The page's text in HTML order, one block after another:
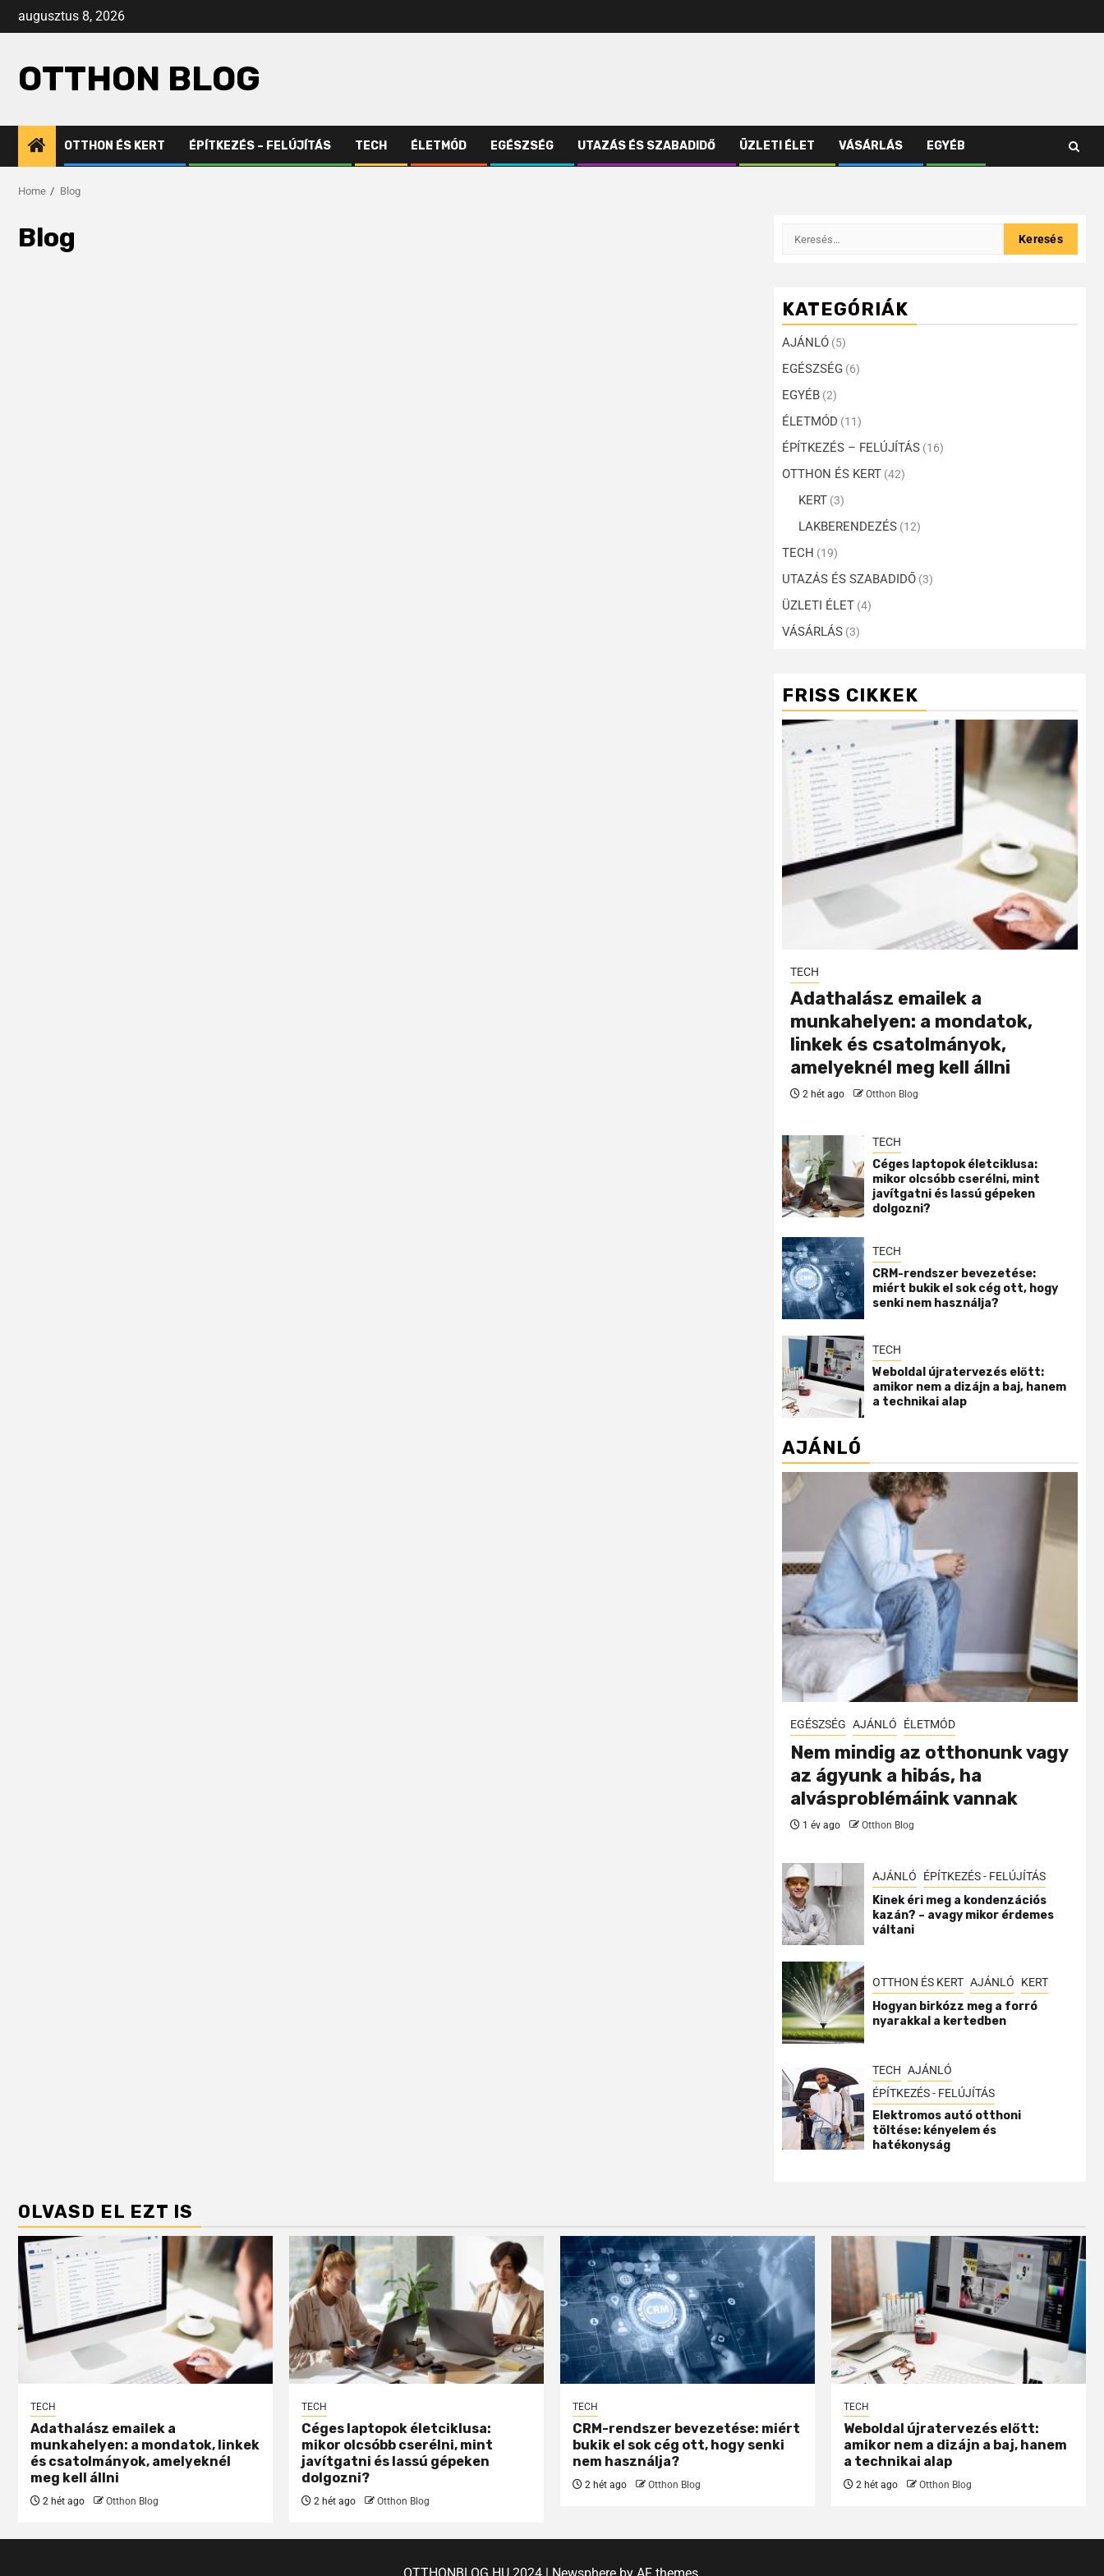
augusztus 8, 2026
OTTHON BLOG
OTTHON ÉS KERT ÉPÍTKEZÉS – FELÚJÍTÁS TECH ÉLETMÓD EGÉSZSÉG UTAZÁS ÉS SZABADIDŐ ÜZLETI ÉLET VÁSÁRLÁS EGYÉB
Home Blog
Blog
KATEGÓRIÁK
AJÁNLÓ (5)
EGÉSZSÉG (6)
EGYÉB (2)
ÉLETMÓD (11)
ÉPÍTKEZÉS – FELÚJÍTÁS (16)
OTTHON ÉS KERT (42)
KERT (3)
LAKBERENDEZÉS (12)
TECH (19)
UTAZÁS ÉS SZABADIDŐ (3)
ÜZLETI ÉLET (4)
VÁSÁRLÁS (3)
FRISS CIKKEK
TECH
Adathalász emailek a
munkahelyen: a mondatok,
linkek és csatolmányok,
amelyeknél meg kell állni
2 hét ago Otthon Blog
TECH
Céges laptopok életciklusa:
mikor olcsóbb cserélni, mint
javítgatni és lassú gépeken
dolgozni?
TECH
CRM-rendszer bevezetése:
miért bukik el sok cég ott, hogy
senki nem használja?
TECH
Weboldal újratervezés előtt:
amikor nem a dizájn a baj, hanem
a technikai alap
AJÁNLÓ
EGÉSZSÉG AJÁNLÓ ÉLETMÓD
Nem mindig az otthonunk vagy
az ágyunk a hibás, ha
alvásproblémáink vannak
1 év ago Otthon Blog
AJÁNLÓ ÉPÍTKEZÉS - FELÚJÍTÁS
Kinek éri meg a kondenzációs
kazán? – avagy mikor érdemes
váltani
OTTHON ÉS KERT AJÁNLÓ KERT
Hogyan birkózz meg a forró
nyarakkal a kertedben
TECH AJÁNLÓ
ÉPÍTKEZÉS - FELÚJÍTÁS
Elektromos autó otthoni
töltése: kényelem és
hatékonyság
OLVASD EL EZT IS
TECH
Adathalász emailek a
munkahelyen: a mondatok, linkek
és csatolmányok, amelyeknél
meg kell állni
2 hét ago Otthon Blog
TECH
Céges laptopok életciklusa:
mikor olcsóbb cserélni, mint
javítgatni és lassú gépeken
dolgozni?
2 hét ago Otthon Blog
TECH
CRM-rendszer bevezetése: miért
bukik el sok cég ott, hogy senki
nem használja?
2 hét ago Otthon Blog
TECH
Weboldal újratervezés előtt:
amikor nem a dizájn a baj, hanem
a technikai alap
2 hét ago Otthon Blog